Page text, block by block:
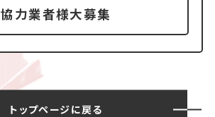
協力業者様大募集
トップページに戻る